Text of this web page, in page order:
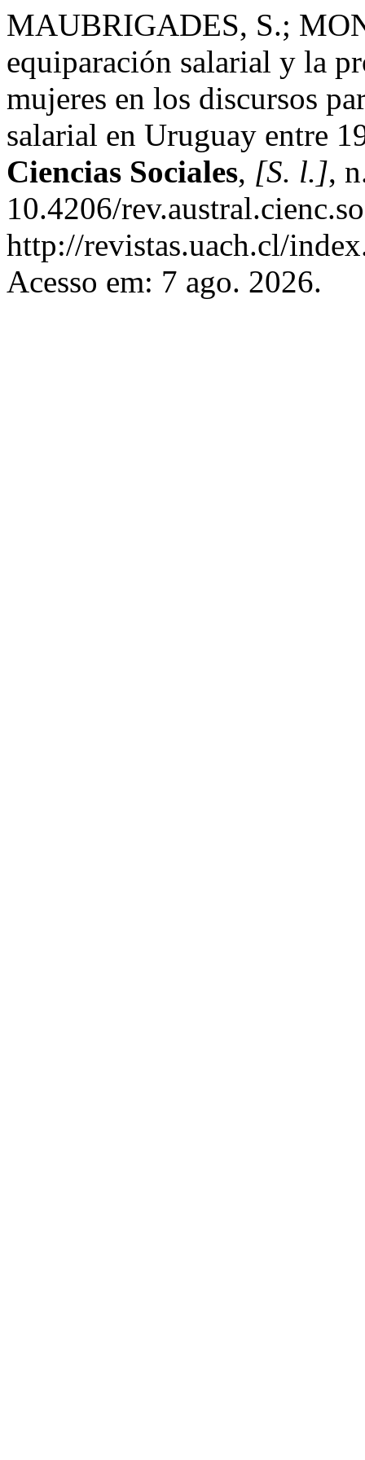
MAUBRIGADES, S.;
equiparación salarial y la
mujeres en los discursos
salarial en Uruguay entre
Ciencias Sociales, [S. l.],
10.4206/
http://revistas.uach.cl/
Acesso em: 7 ago. 2026.